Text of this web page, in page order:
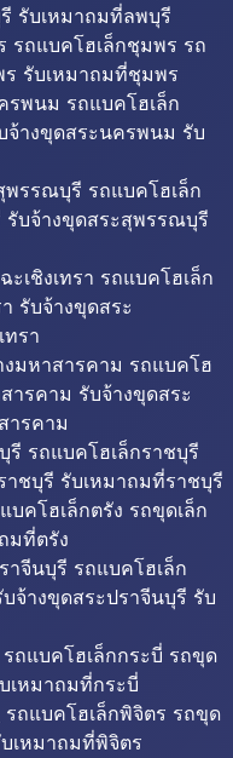
รับเหมาถมที่ลพบุรี
รถแบคโฮเล็กชุมพร รถ
รับเหมาถมที่ชุมพร
พนม รถแบคโฮเล็ก
างขุดสระนครพนม รับ
รรณบุรี รถแบคโฮเล็ก
บจ้างขุดสระสุพรรณบุรี
ะเชิงเทรา รถแบคโฮเล็ก
รับจ้างขุดสระ
ทรา
มหาสารคาม รถแบคโฮ
ารคาม รับจ้างขุดสระ
ารคาม
รี รถแบคโฮเล็กราชบุรี
าชบุรี รับเหมาถมที่ราชบุรี
บคโฮเล็กตรัง รถขุดเล็ก
มที่ตรัง
าจีนบุรี รถแบคโฮเล็ก
จ้างขุดสระปราจีนบุรี รับ
ถแบคโฮเล็กกระบี่ รถขุด
เหมาถมที่กระบี่
รถแบคโฮเล็กพิจิตร รถขุด
เหมาถมที่พิจิตร